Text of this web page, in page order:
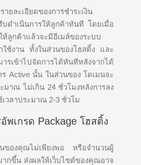
ายละเอียดของการชำระเงิน
บดำเนินการให้ลูกค้าทันที โดยเมื่อ
ห้ลูกค้าแล้วจะมีอีเมล์ของระบบ
าใช้งาน ทั้งในส่วนของโฮสติ้ง และ
รเข้าไปจัดการได้ทันทีหลังจากได้
Active นั้น ในส่วนของ โดเมนจะ
มาณ ไม่เกิน 24 ชั่วโมงหลังการลง
วลาประมาณ 2-3 ชั่วโม
พเกรด Package โฮสติ้ง
ของคุณไม่เพียงพอ หรือจำนวนผู้
กขึ้น ส่งผลให้เว็บไซต์ของคุณอาจ